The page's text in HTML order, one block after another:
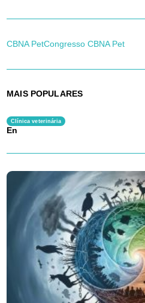
CBNA PetCongresso CBNA Pet
MAIS POPULARES
Clínica veterinária
En